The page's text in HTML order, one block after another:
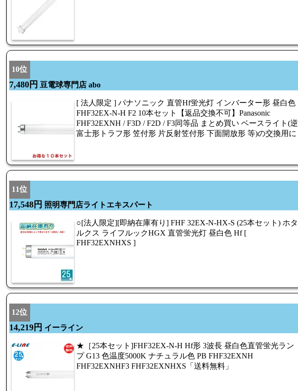
10位
7,480円 豆電球専門店 abo
[ 法人限定 ] パナソニック 直管Hf蛍光灯 インバーター形 昼白色
FHF32EX-N-H F2 10本セット【返品交換不可】Panasonic
FHF32EXNH / F3D / F2D / F3同等品 まとめ買い ベースライト(逆
富士形トラフ形 笠付形 片反射笠付形 下面開放形 等)の交換用に
11位
17,548円 照明専門店ライトエキスパート
○[法人限定][即納在庫有り] FHF 32EX-N-HX-S (25本セット) ホタ
ルクス ライフルックHGX 直管蛍光灯 昼白色 Hf [
FHF32EXNHXS ]
12位
14,219円 イーライン
★［25本セット]FHF32EX-N-H Hf形 3波長 昼白色直管蛍光ラン
プ G13 色温度5000K ナチュラル色 PB FHF32EXNH
FHF32EXNHF3 FHF32EXNHXS「送料無料」